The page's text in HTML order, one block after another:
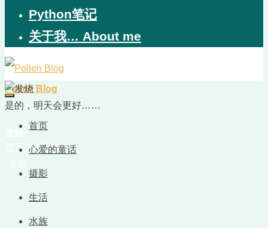
Python笔记
关于我… About me
Pollen Blog
是的，明天会更好……
首页
心爱的童话
摄影
生活
水族
首页
文章标签